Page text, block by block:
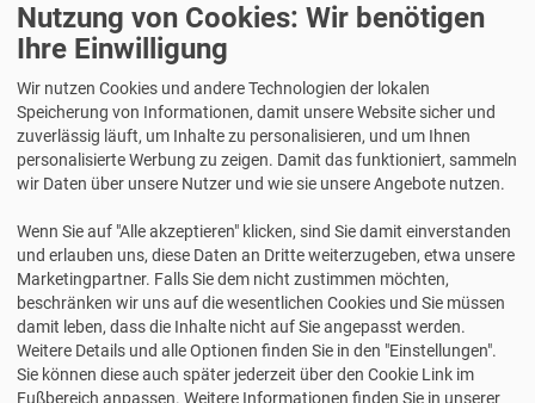
Lieferung auch an Packstationen und Postfilialen
Samstagszustellung
Bequeme Zahlung über Paypal
2 Jahre Gewährleistung
Alle Texte, Grafiken, Bilder und das Layout sind urheberrechtlich
geschützt und dürfen nicht ohne ausdrückliche, schriftliche
Erlaubnis weiterverwendet werden.
© 2026 bits&paper GmbH - Avery Zweckform Fachshop - Avery
Nutzung von Cookies: Wir benötigen
Ihre Einwilligung
Wir nutzen Cookies und andere Technologien der lokalen
Speicherung von Informationen, damit unsere Website sicher und
zuverlässig läuft, um Inhalte zu personalisieren, und um Ihnen
personalisierte Werbung zu zeigen. Damit das funktioniert, sammeln
wir Daten über unsere Nutzer und wie sie unsere Angebote nutzen.
Wenn Sie auf "Alle akzeptieren" klicken, sind Sie damit einverstanden
und erlauben uns, diese Daten an Dritte weiterzugeben, etwa unsere
Marketingpartner. Falls Sie dem nicht zustimmen möchten,
beschränken wir uns auf die wesentlichen Cookies und Sie müssen
damit leben, dass die Inhalte nicht auf Sie angepasst werden.
Weitere Details und alle Optionen finden Sie in den "Einstellungen".
Sie können diese auch später jederzeit über den Cookie Link im
Fußbereich anpassen. Weitere Informationen finden Sie in unserer